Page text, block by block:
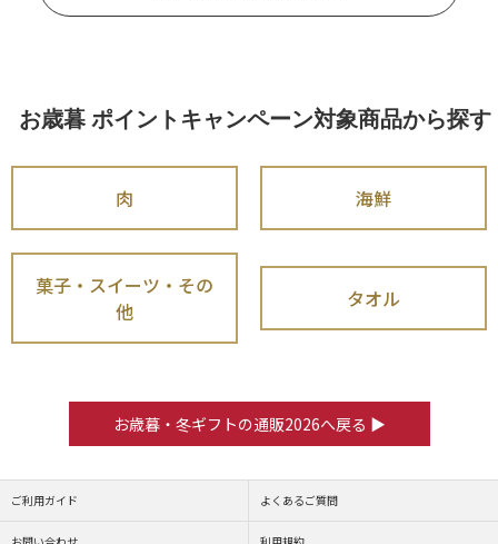
お歳暮 ポイントキャンペーン対象商品から探す
肉 海鮮
菓子・スイーツ・その
他
タオル
お歳暮・冬ギフトの通販2026へ戻る ▶
ご利用ガイド よくあるご質問